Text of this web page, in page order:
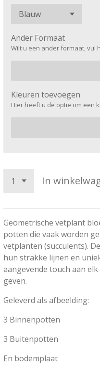
Ander Formaat
Wilt u een ander formaat, vul
Kleuren toevoegen
Hier heeft u de optie om een
In
Geometrische vetplant
potten die vaak worden
vetplanten (succulents).
hun strakke lijnen en
aangevende touch aan
geven.
Geleverd als afbeelding:
3 Binnenpotten
3 Buitenpotten
En bodemplaat